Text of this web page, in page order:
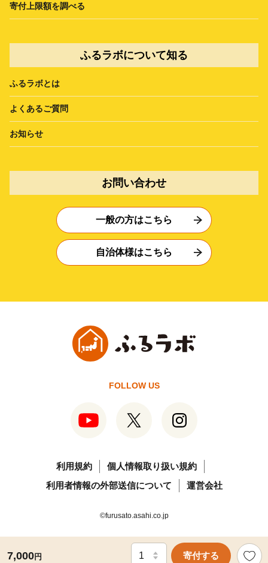
7,000円 寄付する
寄付上限額を調べる
ふるラボについて知る
ふるラボとは
よくあるご質問
お知らせ
お問い合わせ
一般の方はこちら
自治体様はこちら
FOLLOW US
利用規約
個人情報取り扱い規約
利用者情報の外部送信について
運営会社
©furusato.asahi.co.jp